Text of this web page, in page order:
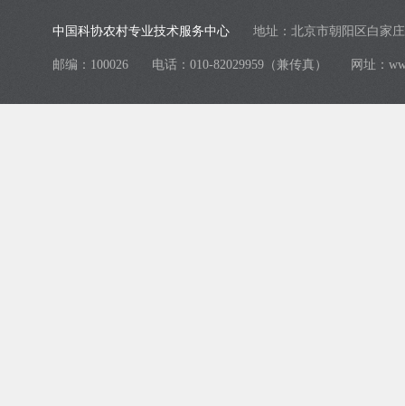
中国科协农村专业技术服务中心 地址：北京市朝阳区白家
邮编：100026 电话：010-82029959（兼传真） 网址：